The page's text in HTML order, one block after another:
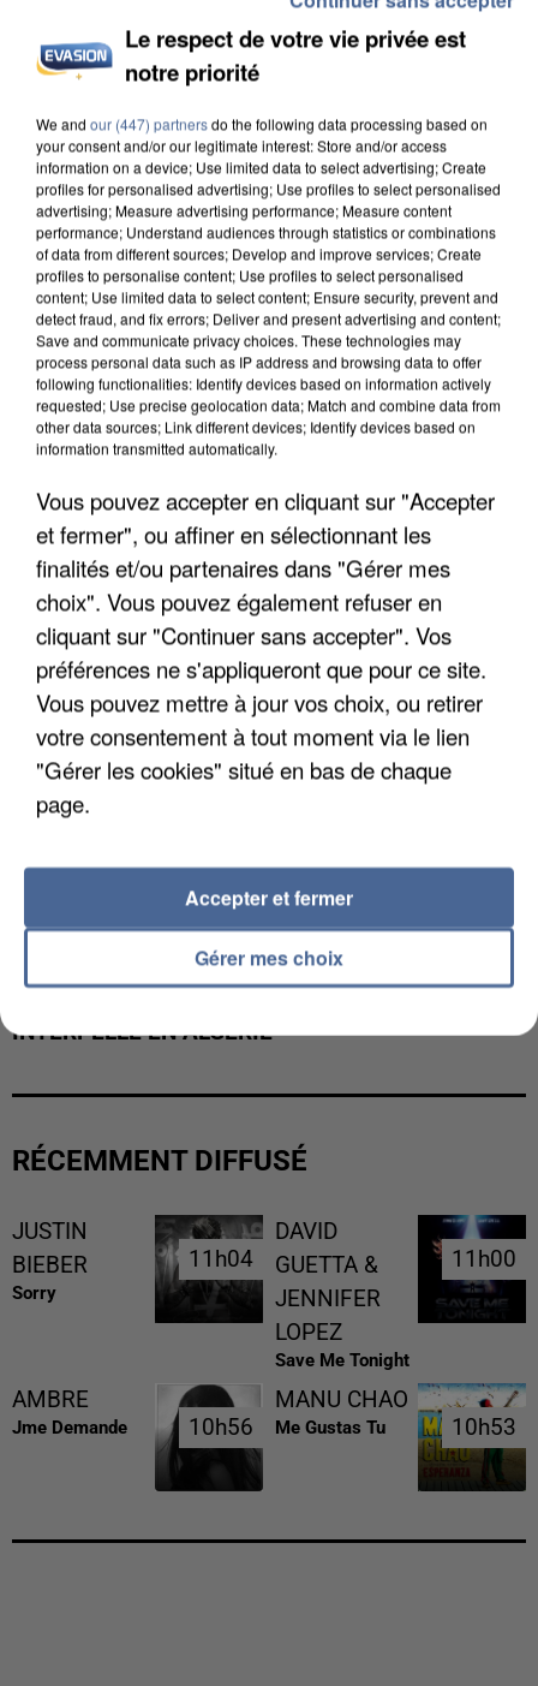
APRÈS TOUTES CES CANICULES, LES REFUGES
L’UN DES FONDATEURS SUPPOSÉS DE LA DZ
MAFIA INTERPELLÉ EN ALGÉRIE
INTERPELLÉ EN ALGÉRIE
RÉCEMMENT DIFFUSÉ
JUSTIN
BIEBER
Sorry
11h04
11h04
DAVID
GUETTA &
JENNIFER
LOPEZ
Save Me Tonight
11h00
11h00
AMBRE
Jme Demande 10h56
10h56
MANU CHAO
Me Gustas Tu 10h53
10h53
Le respect de votre vie privée est
notre priorité
We and our (447) partnersdo the following data processing based on
your consent and/or our legitimate interest: Store and/or access
information on a device; Use limited data to select advertising; Create
profiles for personalised advertising; Use profiles to select personalised
advertising; Measure advertising performance; Measure content
performance; Understand audiences through statistics or combinations
of data from different sources; Develop and improve services; Create
profiles to personalise content; Use profiles to select personalised
content; Use limited data to select content; Ensure security, prevent and
detect fraud, and fix errors; Deliver and present advertising and content;
Save and communicate privacy choices. These technologies may
process personal data such as IP address and browsing data to offer
following functionalities: Identify devices based on information actively
requested; Use precise geolocation data; Match and combine data from
other data sources; Link different devices; Identify devices based on
information transmitted automatically.
Vous pouvez accepter en cliquant sur "Accepter
et fermer", ou affiner en sélectionnant les
finalités et/ou partenaires dans "Gérer mes
choix". Vous pouvez également refuser en
cliquant sur "Continuer sans accepter". Vos
préférences ne s'appliqueront que pour ce site.
Vous pouvez mettre à jour vos choix, ou retirer
votre consentement à tout moment via le lien
"Gérer les cookies" situé en bas de chaque
page.
Gérer mes choix
Accepter et fermer